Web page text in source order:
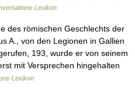
Lexikon
des römischen Geschlechts der
A., von den Legionen in Gallien
193, wurde er von seinem
mit Versprechen hingehalten
Lexikon